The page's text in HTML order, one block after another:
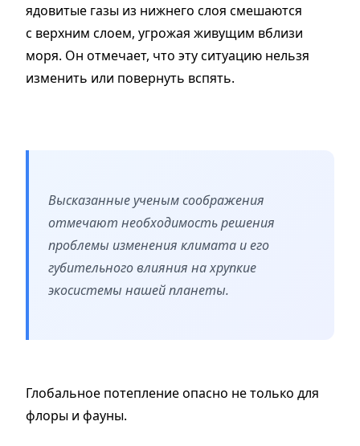
ядовитые газы из нижнего слоя смешаются
с верхним слоем, угрожая живущим вблизи
моря. Он отмечает, что эту ситуацию нельзя
изменить или повернуть вспять.
Высказанныеученым соображения
отмечают необходимость решения
проблемы изменения климата и его
губительного влияния на хрупкие
экосистемы нашей планеты.
Глобальное потепление опасно не только для
флоры и фауны.